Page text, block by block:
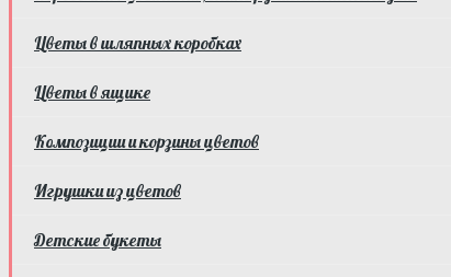
Цветы в шляпных коробках
Цветы в ящике
Композиции и корзины цветов
Игрушки из цветов
Детские букеты